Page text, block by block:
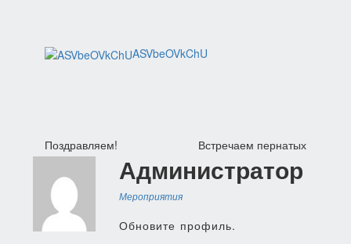
ASVbeOVkChU
Навигация
по
записям
Поздравляем! Встречаем пернатых
Администратор
Мероприятия
Обновите профиль.